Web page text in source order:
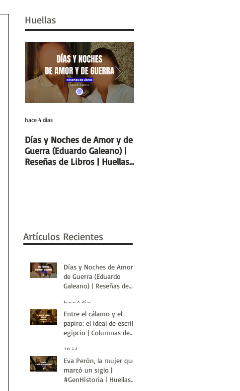
Huellas
Días y Noches de Amor y de
Guerra (Eduardo Galeano) |
Reseñas de Libros | Huellas
hace 4 días
Artículos Recientes
Días y Noches de Amor y
de Guerra (Eduardo
Galeano) | Reseñas de
Historia
hace 4 días
Entre el cálamo y el
papiro: el ideal de escriba
egipcio | Columnas de
Historia
29 jul
Eva Perón, la mujer que
marcó un siglo |
#GenHistoria | Huellas